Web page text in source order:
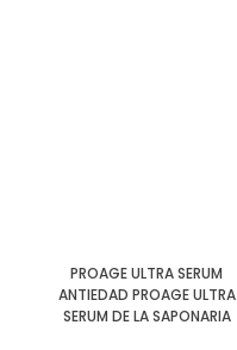
PROAGE ULTRA SERUM
ANTIEDAD PROAGE ULTRA
SERUM DE LA SAPONARIA